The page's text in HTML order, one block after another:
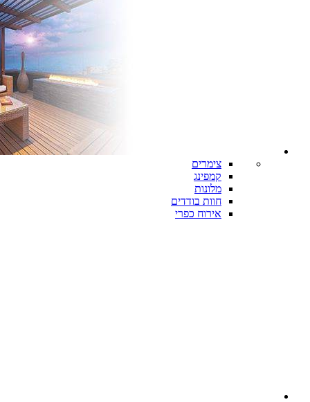
צימרים
קמפינג
מלונות
חוות בודדים
אירוח כפרי